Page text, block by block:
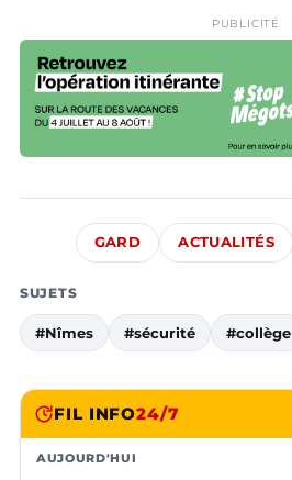
PUBLICITÉ
GARD ACTUALITÉS
SUJETS
#Nîmes #sécurité #collège
FIL INFO24/7
AUJOURD'HUI